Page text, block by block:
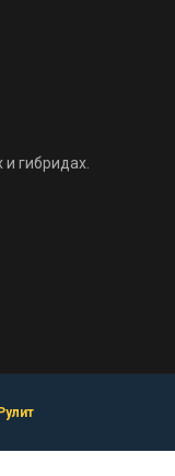
гибридах.